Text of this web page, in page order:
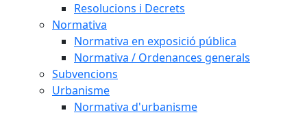
Resolucions i Decrets
Normativa
Normativa en exposició pública
Normativa / Ordenances generals
Subvencions
Urbanisme
Normativa d'urbanisme